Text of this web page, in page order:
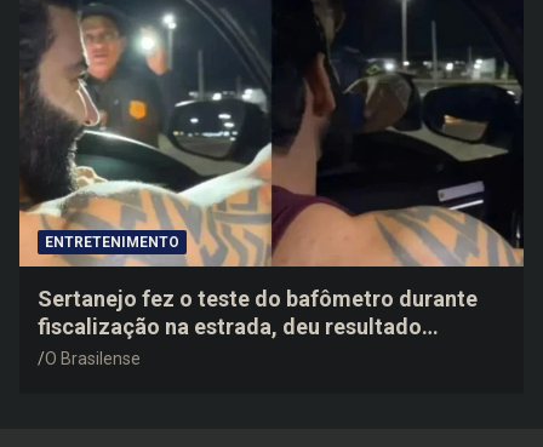
ENTRETENIMENTO
Sertanejo fez o teste do bafômetro durante
fiscalização na estrada, deu resultado
negativo e elogiou o trabalho dos agentes de
O Brasilense